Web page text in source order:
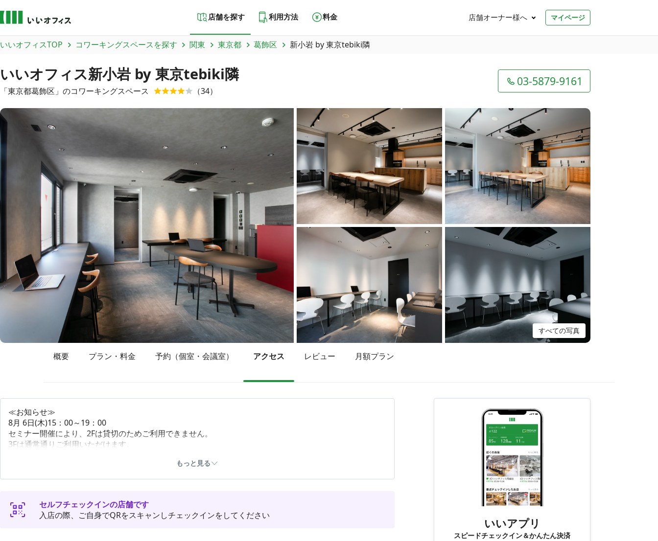
店舗を探す 利用方法 料金 店舗オーナー様へ マイページ
いいオフィスTOP コワーキングスペースを探す 関東 東京都 葛飾区 新小岩 by 東京tebiki隣
いいオフィス新小岩 by 東京tebiki隣
「東京都葛飾区 」のコワーキングスペース （34）
03-5879-9161
すべての写真
概要 プラン・料金 予約（個室・会議室） アクセス レビュー 月額プラン
≪お知らせ≫
8月 6日(木)15：00～19：00
セミナー開催により、2Fは貸切のためご利用できません。
3Fは通常通りご利用いただけます。
※21：00まで延長しています
2Fフリースペース・3F集中スペースをご利用いただけます。
（2Fにてイベント貸切の際は、3Fのみ利用可）
もっと見る
セルフチェックインの店舗です
入店の際、ご自身でQRをスキャンしチェックインをしてください
いいアプリ
スピードチェックイン＆かんたん決済